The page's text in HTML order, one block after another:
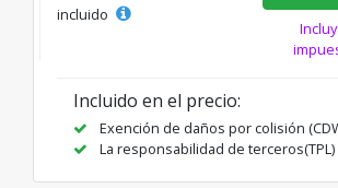
incluido
Incluido en el precio:
Exención de daños por colisión
La responsabilidad de terceros(TPL)